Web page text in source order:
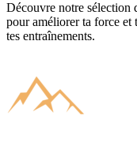
Découvre notre sélection
pour améliorer ta force et
tes entraînements.